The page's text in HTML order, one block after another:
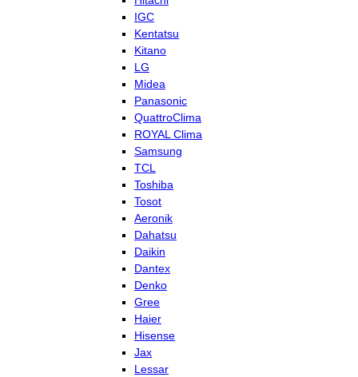
IGC
Kentatsu
Kitano
LG
Midea
Panasonic
QuattroClima
ROYAL Clima
Samsung
TCL
Toshiba
Tosot
Aeronik
Dahatsu
Daikin
Dantex
Denko
Gree
Haier
Hisense
Jax
Lessar